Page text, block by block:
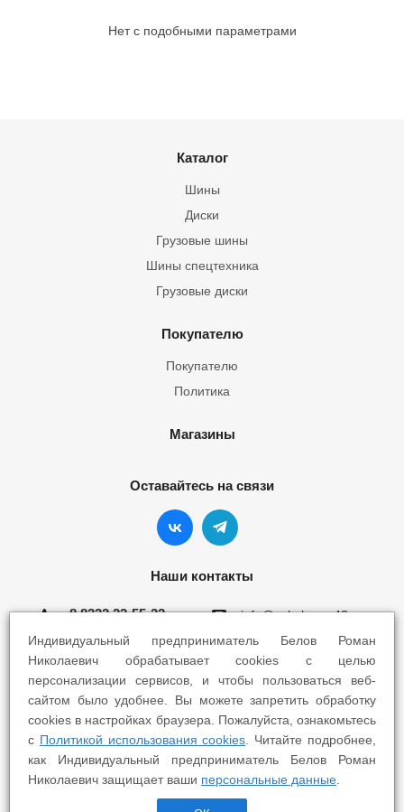
Нет с подобными параметрами
Каталог
Шины
Грузовые шины
Шины спецтехника
Диски
Грузовые диски
Покупателю
Покупателю
Политика
Магазины
Оставайтесь на связи
Наши контакты
8 8332 22-55-22 info@yokohama43.ru
Киров, ул. Ломоносова 5Б
Киров, ул. Профсоюзная 7А
2025 © Yokohama Киров - Шины Диски Сервис
Индивидуальный предприниматель Белов Роман
Николаевич обрабатывает cookies с целью
персонализации сервисов, и чтобы пользоваться веб-
сайтом было удобнее. Вы можете запретить обработку
cookies в настройках браузера. Пожалуйста, ознакомьтесь
с Политикой использования cookies . Читайте подробнее,
как Индивидуальный предприниматель Белов Роман
Николаевич защищает ваши персональные данные